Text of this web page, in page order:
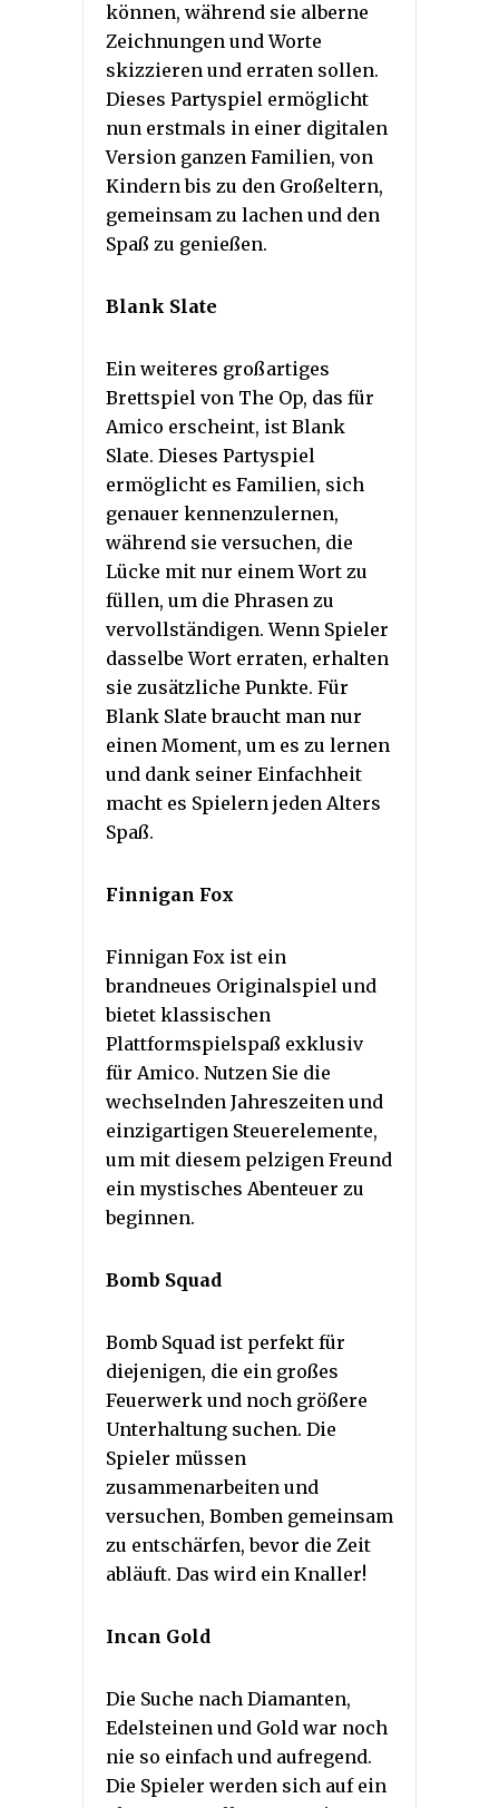
können, während sie alberne
Zeichnungen und Worte
skizzieren und erraten sollen.
Dieses Partyspiel ermöglicht
nun erstmals in einer digitalen
Version ganzen Familien, von
Kindern bis zu den Großeltern,
gemeinsam zu lachen und den
Spaß zu genießen.
Blank Slate
Ein weiteres großartiges
Brettspiel von The Op, das für
Amico erscheint, ist Blank
Slate. Dieses Partyspiel
ermöglicht es Familien, sich
genauer kennenzulernen,
während sie versuchen, die
Lücke mit nur einem Wort zu
füllen, um die Phrasen zu
vervollständigen. Wenn Spieler
dasselbe Wort erraten, erhalten
sie zusätzliche Punkte. Für
Blank Slate braucht man nur
einen Moment, um es zu lernen
und dank seiner Einfachheit
macht es Spielern jeden Alters
Spaß.
Finnigan Fox
Finnigan Fox ist ein
brandneues Originalspiel und
bietet klassischen
Plattformspielspaß exklusiv
für Amico. Nutzen Sie die
wechselnden Jahreszeiten und
einzigartigen Steuerelemente,
um mit diesem pelzigen Freund
ein mystisches Abenteuer zu
beginnen.
Bomb Squad
Bomb Squad ist perfekt für
diejenigen, die ein großes
Feuerwerk und noch größere
Unterhaltung suchen. Die
Spieler müssen
zusammenarbeiten und
versuchen, Bomben gemeinsam
zu entschärfen, bevor die Zeit
abläuft. Das wird ein Knaller!
Incan Gold
Die Suche nach Diamanten,
Edelsteinen und Gold war noch
nie so einfach und aufregend.
Die Spieler werden sich auf ein